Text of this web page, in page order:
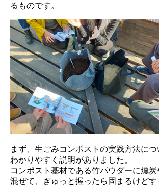
るものです。
まず、生ごみコンポストの実践方法に
わかりやすく説明がありました。
コンポスト基材である竹パウダーに燻
混ぜて、ぎゅっと握ったら固まるけどす